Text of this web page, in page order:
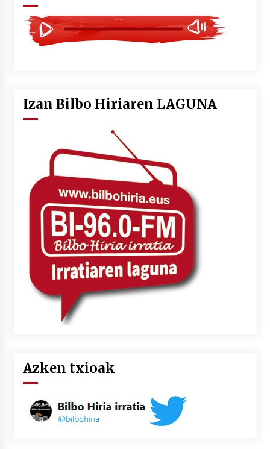
Izan Bilbo Hiriaren LAGUNA
Azken txioak